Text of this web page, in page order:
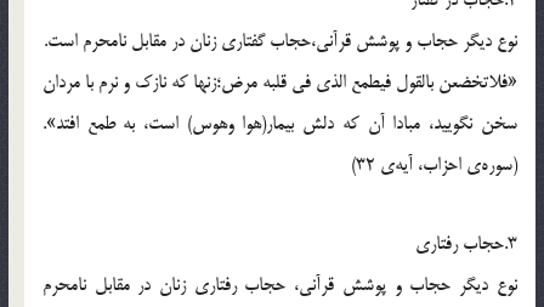
نوع ديگر حجاب و پوشش قرآني،حجاب گفتاري زنان در مقابل نامحرم است.
«فلاتخضعن بالقول فيطمع الذي في قلبه مرض؛زنها كه نازك و نرم با مردان
سخن نگوييد، مبادا آن كه دلش بيمار(هوا وهوس) است، به طمع افتد».
(سوره‌ي احزاب، آيه‌ي 32)
3.حجاب رفتاري
نوع ديگر حجاب و پوشش قرآني، حجاب رفتاري زنان در مقابل نامحرم